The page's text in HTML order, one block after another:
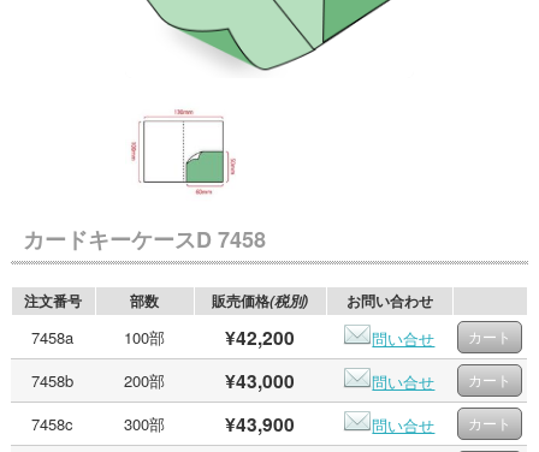
カードキーケースD 7458
注文番号 部数 販売価格(税別) お問い合わせ
7458a 100部 ¥42,200
問い合せ
7458b
200部 ¥43,000
問い合せ
7458c
300部 ¥43,900
問い合せ